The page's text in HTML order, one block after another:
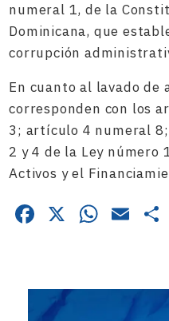
numeral 1, de la
Dominicana, que
corrupción
En cuanto al lavado de
corresponden con los
3; artículo 4 numeral
2 y 4 de la Ley número
Activos y el
Facebook
X